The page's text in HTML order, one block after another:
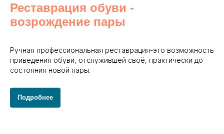
Реставрация обуви -
возрождение пары
Ручная профессиональная реставрация-это возможность
приведения обуви, отслужившей своё, практически до
состояния новой пары.
Подробнее